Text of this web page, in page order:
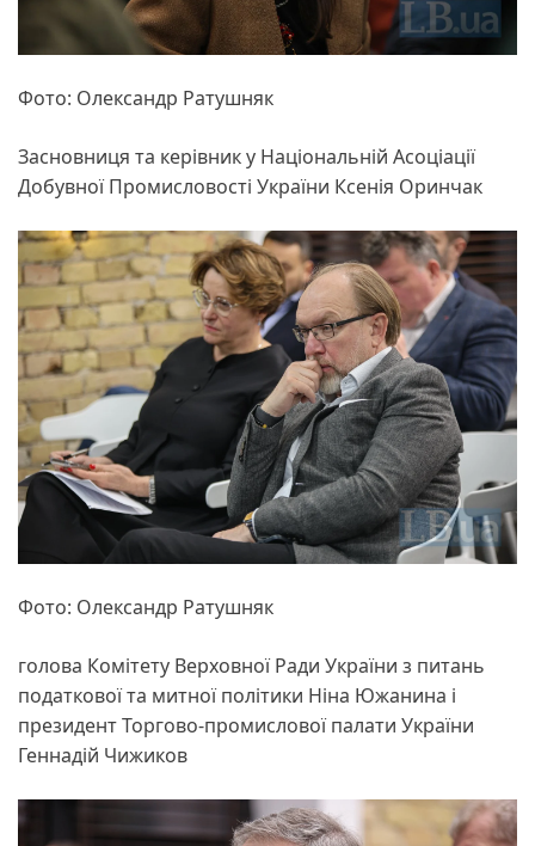
Фото: Олександр Ратушняк
Засновниця та керівник у Національній Асоціації
Добувної Промисловості України Ксенія Оринчак
Фото: Олександр Ратушняк
голова Комітету Верховної Ради України з питань
податкової та митної політики Ніна Южанина і
президент Торгово-промислової палати України
Геннадій Чижиков